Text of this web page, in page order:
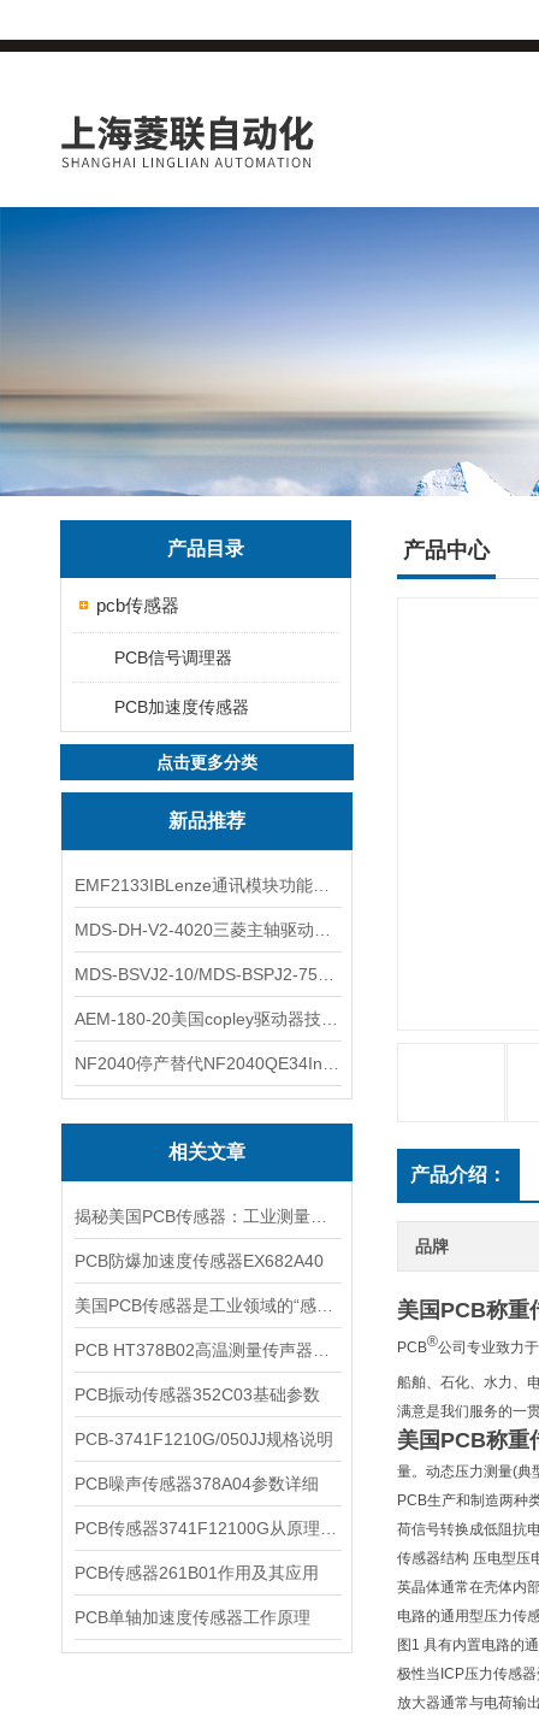
产品目录
pcb传感器
PCB信号调理器
PCB加速度传感器
点击更多分类
新品推荐
相关文章
PCB防爆加速度传感器EX682A40
PCB振动传感器352C03基础参数
PCB-3741F1210G/050JJ规格说明
PCB噪声传感器378A04参数详细
PCB传感器261B01作用及其应用
PCB单轴加速度传感器工作原理
产品中心
产品介绍：
品牌
美国PCB称重
PCB®公司专业致力
船舶、石化、水力、
满意是我们服务的一
美国PCB称重
量。动态压力测量(典
PCB生产和制造两种
荷信号转换成低阻抗
传感器结构 压电型压
英晶体通常在壳体内
电路的通用型压力传
图1 具有内置电路的
极性当ICP压力传感
放大器通常与电荷输